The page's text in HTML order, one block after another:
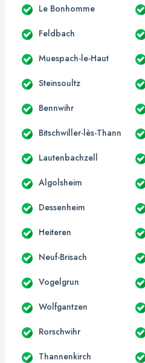
Le Bonhomme
Feldbach
Muespach-le-Haut
Steinsoultz
Bennwihr
Bitschwiller-lès-Thann
Lautenbachzell
Algolsheim
Dessenheim
Heiteren
Neuf-Brisach
Vogelgrun
Wolfgantzen
Rorschwihr
Thannenkirch